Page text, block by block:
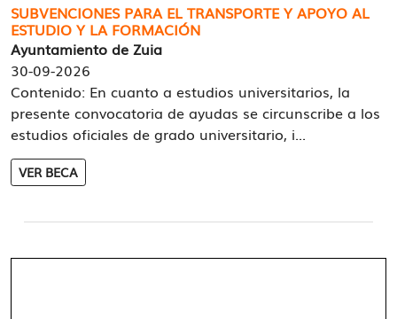
SUBVENCIONES PARA EL TRANSPORTE Y APOYO AL
ESTUDIO Y LA FORMACIÓN
Ayuntamiento de Zuia
30-09-2026
Contenido: En cuanto a estudios universitarios, la
presente convocatoria de ayudas se circunscribe a los
estudios oficiales de grado universitario, i...
VER BECA